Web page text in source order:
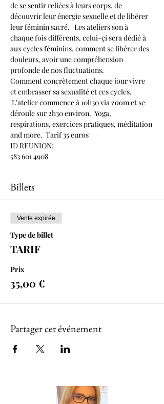
de se sentir reliées à leurs corps, de
découvrir leur énergie sexuelle et de libérer
leur féminin sacré.   Les ateliers son à
chaque fois différents, celui-çi sera dédié à
aux cycles féminins, comment se libérer des
douleurs, avoir une compréhension
profonde de nos fluctuations.
Comment concrètement chaque jour vivre
et embrasser sa sexualité et ces cycles.
L'atelier commence à 10h30 via zoom et se
déroule sur 2h30 environ.  Yoga,
respirations, exercices pratiques, méditation
and more.  Tarif 35 euros
ID REUNION:
583 601 4908
Billets
Vente expirée
Type de billet
TARIF
Prix
35,00 €
Partager cet événement